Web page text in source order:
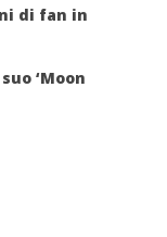
di fan in
‘Moon